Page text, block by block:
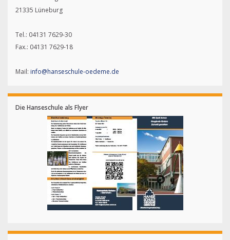
21335 Lüneburg
Tel.: 04131 7629-30
Fax.: 04131 7629-18
Mail: info@hanseschule-oedeme.de
Die Hanseschule als Flyer